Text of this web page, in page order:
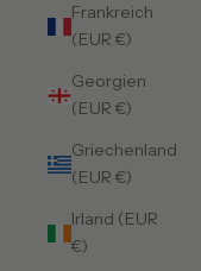
Frankreich
(EUR €)
Georgien
(EUR €)
Griechenland
(EUR €)
Irland (EUR
€)